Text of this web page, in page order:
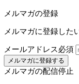
メルマガの登録
メルマガに登録した
メールアドレス必須
メルマガに登録する
メルマガの配信停止